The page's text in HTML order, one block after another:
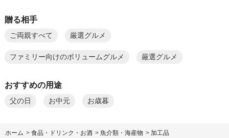
贈る相手
ご両親すべて 厳選グルメ
ファミリー向けのボリュームグルメ 厳選グルメ
おすすめの用途
父の日 お中元 お歳暮
ホーム > 食品・ドリンク・お酒 > 魚介類・海産物 > 加工品